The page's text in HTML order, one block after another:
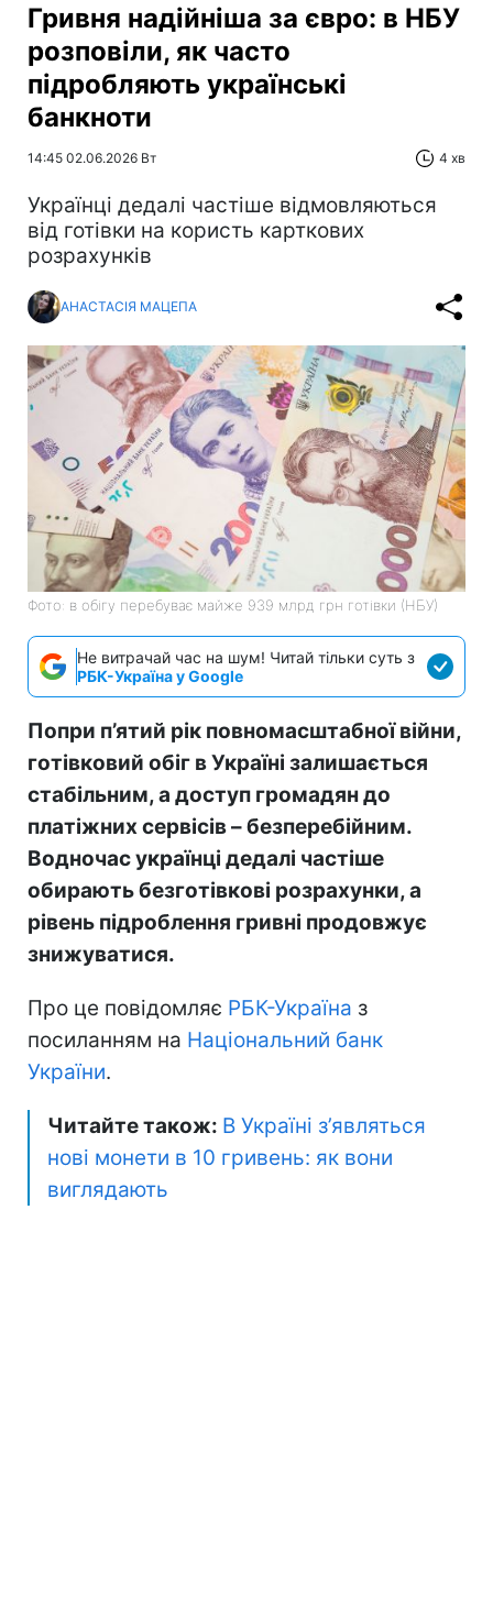
Гривня надійніша за євро: в НБУ
розповіли, як часто
підробляють українські
банкноти
14:45 02.06.2026 Вт 4 хв
Українці дедалі частіше відмовляються
від готівки на користь карткових
розрахунків
АНАСТАСІЯ МАЦЕПА
Фото: в обігу перебуває майже 939 млрд грн готівки (НБУ)
Не витрачай час на шум! Читай тільки суть з
РБК-Україна у Google
Попри п’ятий рік повномасштабної війни,
готівковий обіг в Україні залишається
стабільним, а доступ громадян до
платіжних сервісів – безперебійним.
Водночас українці дедалі частіше
обирають безготівкові розрахунки, а
рівень підроблення гривні продовжує
знижуватися.
Про це повідомляє РБК-Україна з
посиланням на Національний банк
України.
Читайте також: В Україні з’являться
нові монети в 10 гривень: як вони
виглядають